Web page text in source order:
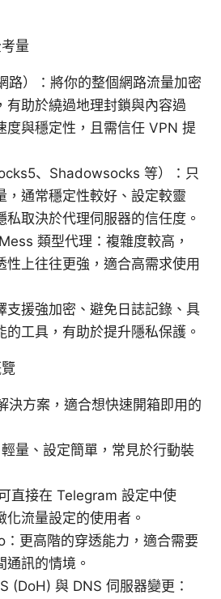
量
路）：將你的整個網路流量加密
有助於繞過地理封鎖與內容過
度與穩定性，且需信任 VPN 提
、Shadowsocks 等）：只
，通常穩定性較好、設定較靈
私取決於代理伺服器的信任度。
類型代理：複雜度較高，
性上往往更強，適合高需求使用
支援強加密、避免日誌記錄、具
的工具，有助於提升隱私保護。
決方案，適合想快速開箱即用的
量、設定簡單，常見於行動裝
直接在 Telegram 設定中使
化流量設定的使用者。
更高階的穿透能力，適合需要
通訊的情境。
(DoH) 與 DNS 伺服器變更：